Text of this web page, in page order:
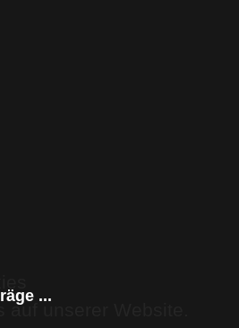
...
auf unserer Website.